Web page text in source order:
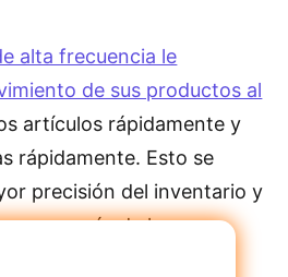
alta frecuencia le
de sus productos al
artículos rápidamente y
rápidamente. Esto se
precisión del inventario y
más de lo que